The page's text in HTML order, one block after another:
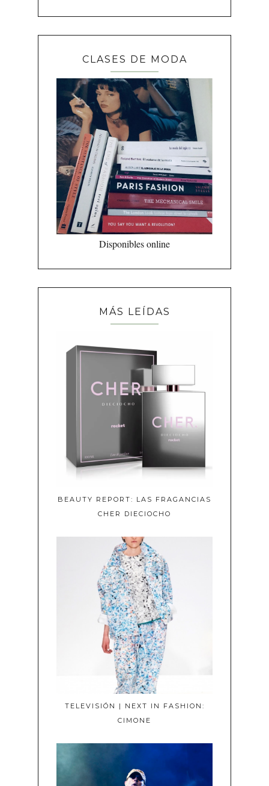
CLASES DE MODA
Disponibles online
MÁS LEÍDAS
BEAUTY REPORT: LAS FRAGANCIAS
CHER DIECIOCHO
TELEVISIÓN | NEXT IN FASHION:
CIMONE